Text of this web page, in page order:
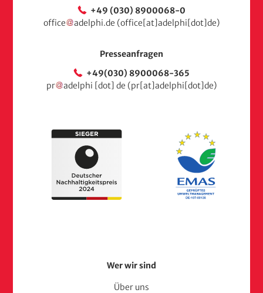
+49 (030) 8900068-0
office
adelphi.de (office[at]adelphi[dot]de)
Presseanfragen
+49(030) 8900068-365
pr
adelphi [dot] de (pr[at]adelphi[dot]de)
Wer wir sind
Über uns